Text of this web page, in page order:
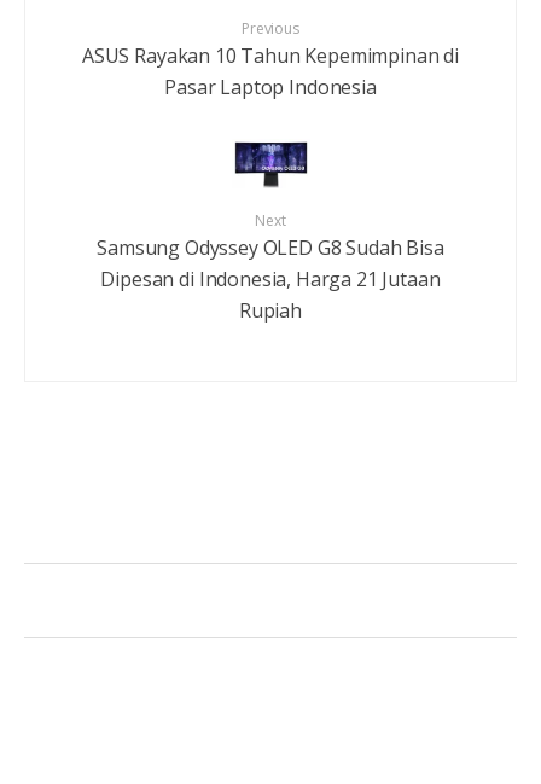
Previous
ASUS Rayakan 10 Tahun Kepemimpinan di
Pasar Laptop Indonesia
Next
Samsung Odyssey OLED G8 Sudah Bisa
Dipesan di Indonesia, Harga 21 Jutaan
Rupiah